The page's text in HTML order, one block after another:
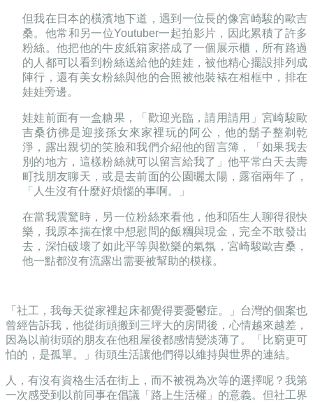
但我在日本的橫濱地下道，遇到一位長的像宮崎駿的歐吉
桑。他常和另一位Youtuber一起拍影片，因此累積了許多
粉絲。他把他的牛皮紙箱家搭成了一個展示櫃，所有路過
的人都可以看到粉絲送給他的娃娃，被他精心擺設排列成
陣行，還有美女粉絲與他的合照被他裝裱在相框中，排在
娃娃旁邊。
娃娃前面有一盒糖果，「歡迎光臨，請用請用」宮崎駿歐
吉桑彷彿是迎接孫女來家裡玩的阿公，他的鬍子整剃乾
淨，露出親切的笑臉和我們介紹他的留言簿，「如果我去
別的地方，這樣粉絲就可以留言給我了」他平常白天去壽
町找朋友聊天，或是去前面的公園曬太陽，露宿兩年了，
「人生沒有什麼好煩惱的事啊。」
在當我震驚時，另一位粉絲來看他，他和陌生人聊得很快
樂，我原本揣在懷中想慰問的飯糰與現金，完全不敢發出
去，深怕破壞了如此平等與歡樂的氣氛，宮崎駿歐吉桑，
他一點都沒有流露出需要被幫助的模樣。
「社工，我每天從家裡起床都覺得要憂鬱症。」台灣的個案也
曾經告訴我，他從街頭搬到三坪大的房間後，心情越來越差，
因為以前街頭的朋友在他租屋後都感情變淡薄了。「比窮更可
怕的，是孤單。」街頭生活讓他們得以維持與世界的連結。
人，有沒有資格生活在街上，而不被視為次等的選擇呢 ？ 我第
一次感受到以前同事在倡議「路上生活權」的意義。但社工界